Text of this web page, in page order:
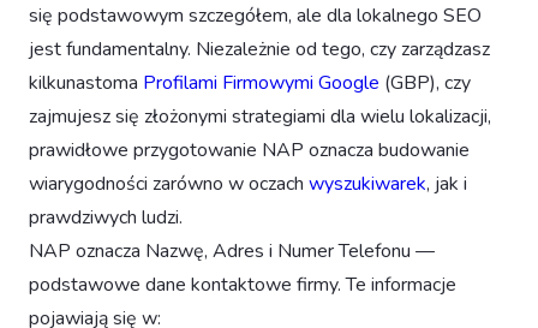
się podstawowym szczegółem, ale dla lokalnego SEO
jest fundamentalny. Niezależnie od tego, czy zarządzasz
kilkunastoma Profilami Firmowymi Google (GBP), czy
zajmujesz się złożonymi strategiami dla wielu lokalizacji,
prawidłowe przygotowanie NAP oznacza budowanie
wiarygodności zarówno w oczach wyszukiwarek, jak i
prawdziwych ludzi.
NAP oznacza Nazwę, Adres i Numer Telefonu —
podstawowe dane kontaktowe firmy. Te informacje
pojawiają się w: